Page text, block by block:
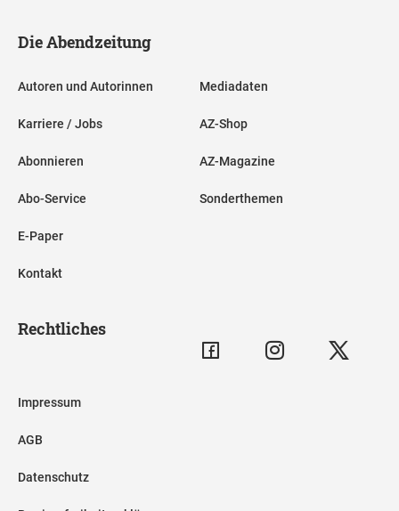
Die Abendzeitung
Autoren und Autorinnen
Karriere / Jobs
Abonnieren
Abo-Service
E-Paper
Kontakt
Mediadaten
AZ-Shop
AZ-Magazine
Sonderthemen
Rechtliches
Impressum
AGB
Datenschutz